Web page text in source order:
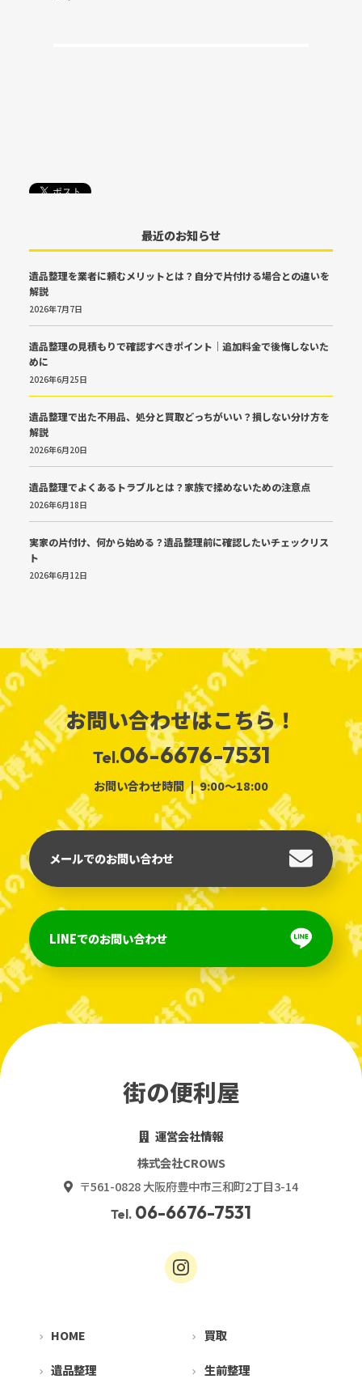
最近のお知らせ
遺品整理を業者に頼むメリットとは？自分で片付ける場合との違いを
解説
2026年7月7日
遺品整理の見積もりで確認すべきポイント｜追加料金で後悔しないた
めに
2026年6月25日
遺品整理で出た不用品、処分と買取どっちがいい？損しない分け方を
解説
2026年6月20日
遺品整理でよくあるトラブルとは？家族で揉めないための注意点
2026年6月18日
実家の片付け、何から始める？遺品整理前に確認したいチェックリス
ト
2026年6月12日
お問い合わせはこちら！
Tel.06-6676-7531
お問い合わせ時間 9:00～18:00
メールでのお問い合わせ
LINEでのお問い合わせ
街の便利屋
運営会社情報
株式会社CROWS
〒561-0828 大阪府豊中市三和町2丁目3-14
Tel. 06-6676-7531
HOME 買取
遺品整理 生前整理